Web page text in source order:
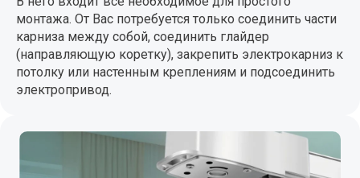
монтажа. От Вас потребуется только соединить части
карниза между собой, соединить глайдер
(направляющую коретку), закрепить электрокарниз к
потолку или настенным креплениям и подсоединить
электропривод.